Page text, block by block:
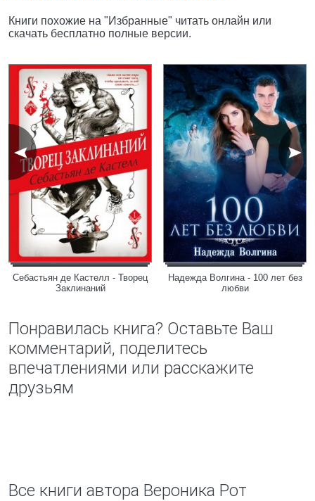
Книги похожие на "Избранные" читать онлайн или
скачать бесплатно полные версии.
Себастьян де Кастелл - Творец
Заклинаний
Надежда Волгина - 100 лет без
любви
Понравилась книга? Оставьте Ваш
комментарий, поделитесь
впечатлениями или расскажите
друзьям
Все книги автора Вероника Рот